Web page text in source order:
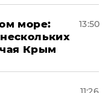
море:
Крым
13:50